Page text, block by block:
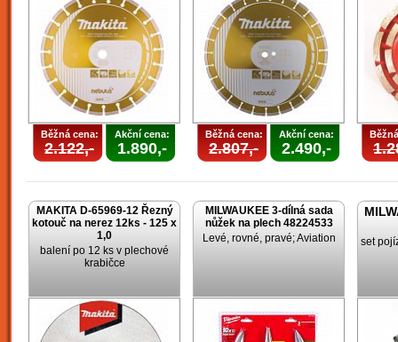
Běžná cena:
2.122,-
Akční cena:
1.890,-
Běžná cena:
2.807,-
Akční cena:
2.490,-
MAKITA D-65969-12 Řezný
kotouč na nerez 12ks - 125 x
1,0
balení po 12 ks v plechové
krabičce
MILWAUKEE 3-dílná sada
nůžek na plech 48224533
Levé, rovné, pravé; Aviation
set